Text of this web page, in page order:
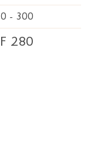
- 300
280